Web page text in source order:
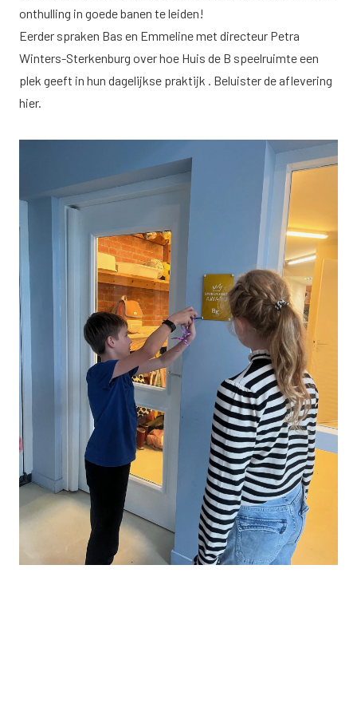
onthulling in goede banen te leiden!
Eerder spraken Bas en Emmeline met directeur Petra
Winters-Sterkenburg over hoe Huis de B speelruimte een
plek geeft in hun dagelijkse praktijk . Beluister de aflevering
hier.